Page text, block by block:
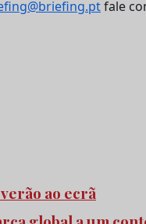
fale
ao ecrã